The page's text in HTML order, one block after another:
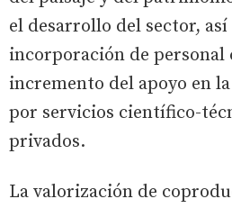
el desarrollo del sector,
incorporación de personal
incremento del apoyo en
por servicios científico-
privados.
La valorización de